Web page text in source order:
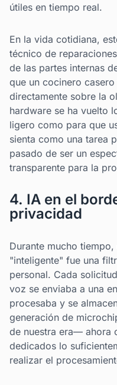
útiles en tiempo real.
En la vida cotidiana,
técnico de
de las partes internas
que un cocinero
directamente sobre la
hardware se ha vuelto
ligero como para que
sienta como una tarea
pasado de ser un
transparente para la
4. IA en el
privacidad
Durante mucho
"inteligente" fue una
personal. Cada
voz se enviaba a una
procesaba y se
generación de
de nuestra era— ahora
dedicados lo
realizar el